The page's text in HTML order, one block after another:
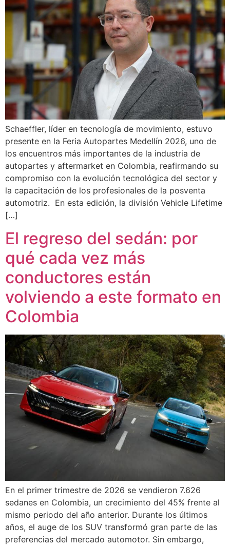
Schaeffler, líder en tecnología de movimiento, estuvo
presente en la Feria Autopartes Medellín 2026, uno de
los encuentros más importantes de la industria de
autopartes y aftermarket en Colombia, reafirmando su
compromiso con la evolución tecnológica del sector y
la capacitación de los profesionales de la posventa
automotriz. En esta edición, la división Vehicle Lifetime
[…]
El regreso del sedán: por
qué cada vez más
conductores están
volviendo a este formato en
Colombia
En el primer trimestre de 2026 se vendieron 7.626
sedanes en Colombia, un crecimiento del 45% frente al
mismo periodo del año anterior. Durante los últimos
años, el auge de los SUV transformó gran parte de las
preferencias del mercado automotor. Sin embargo,